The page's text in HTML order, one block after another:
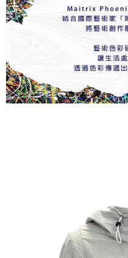
「AFTEE先享後付」，若未經同
任。
４．使用「AFTEE先享後付」時
請求用戶進行身份認證。
５．嚴禁一人註冊多個帳號或使
恩沛科技股份有限公司將有權停止